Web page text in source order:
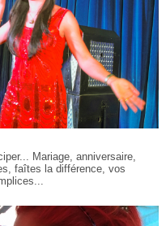
Mariage, anniversaire,
faîtes la différence, vos